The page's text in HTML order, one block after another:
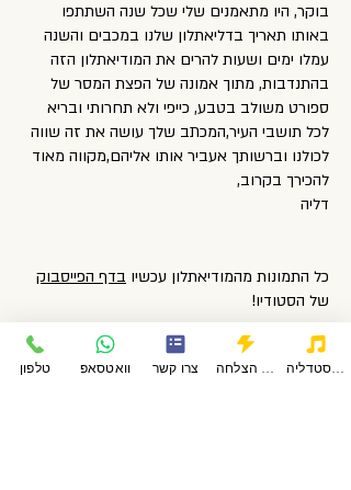
בוקר, היו מתאמנים שלי שכל שנה השתתפו
באותו תאריך בדליאתלון שלנו במכבים והשנה
עמלו ימים ושעות להרים את המודיאתלון הזה
בהתנדבות, מתוך אמונה של הפצת המסר של
ספורט משולב בטבע, כייפי ולא תחרותי ובריא
לכל תושבי העיר,המכתב שלך עושה את זה שווה
לכולנו וברשותך אעביר אותו אליהם,מקווה מאוד
להכירך בקרוב,
דליה
כל התמונות מהמודיאתלון עכשיו בדף הפייסבוק
של הסטודיו!
חזור Share טלפון וואטסאפ צרו קשר